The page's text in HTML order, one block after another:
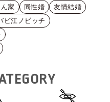
家 同性婚
友情結婚
ビ江ノビッチ